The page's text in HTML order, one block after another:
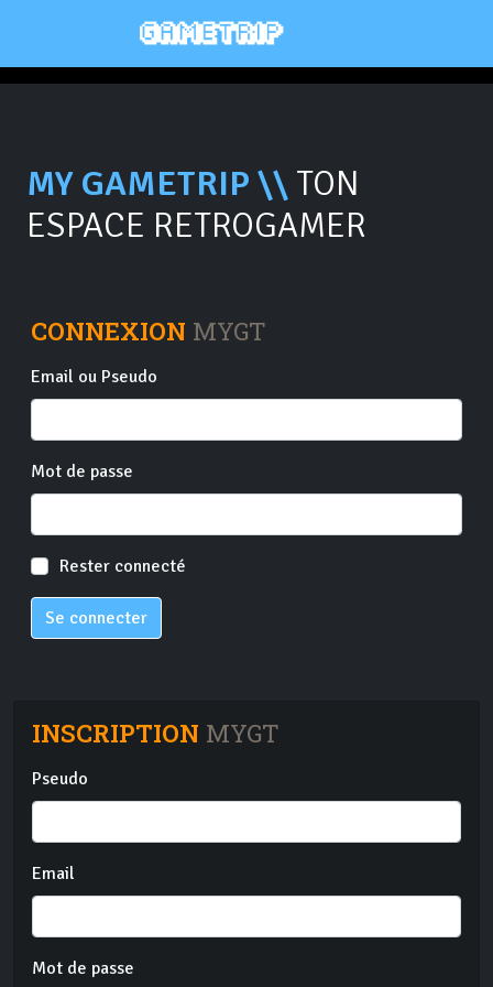
MY GAMETRIP \\ TON
ESPACE RETROGAMER
CONNEXION MYGT
Email ou Pseudo
Mot de passe
Rester connecté
Se connecter
INSCRIPTION MYGT
Pseudo
Email
Mot de passe